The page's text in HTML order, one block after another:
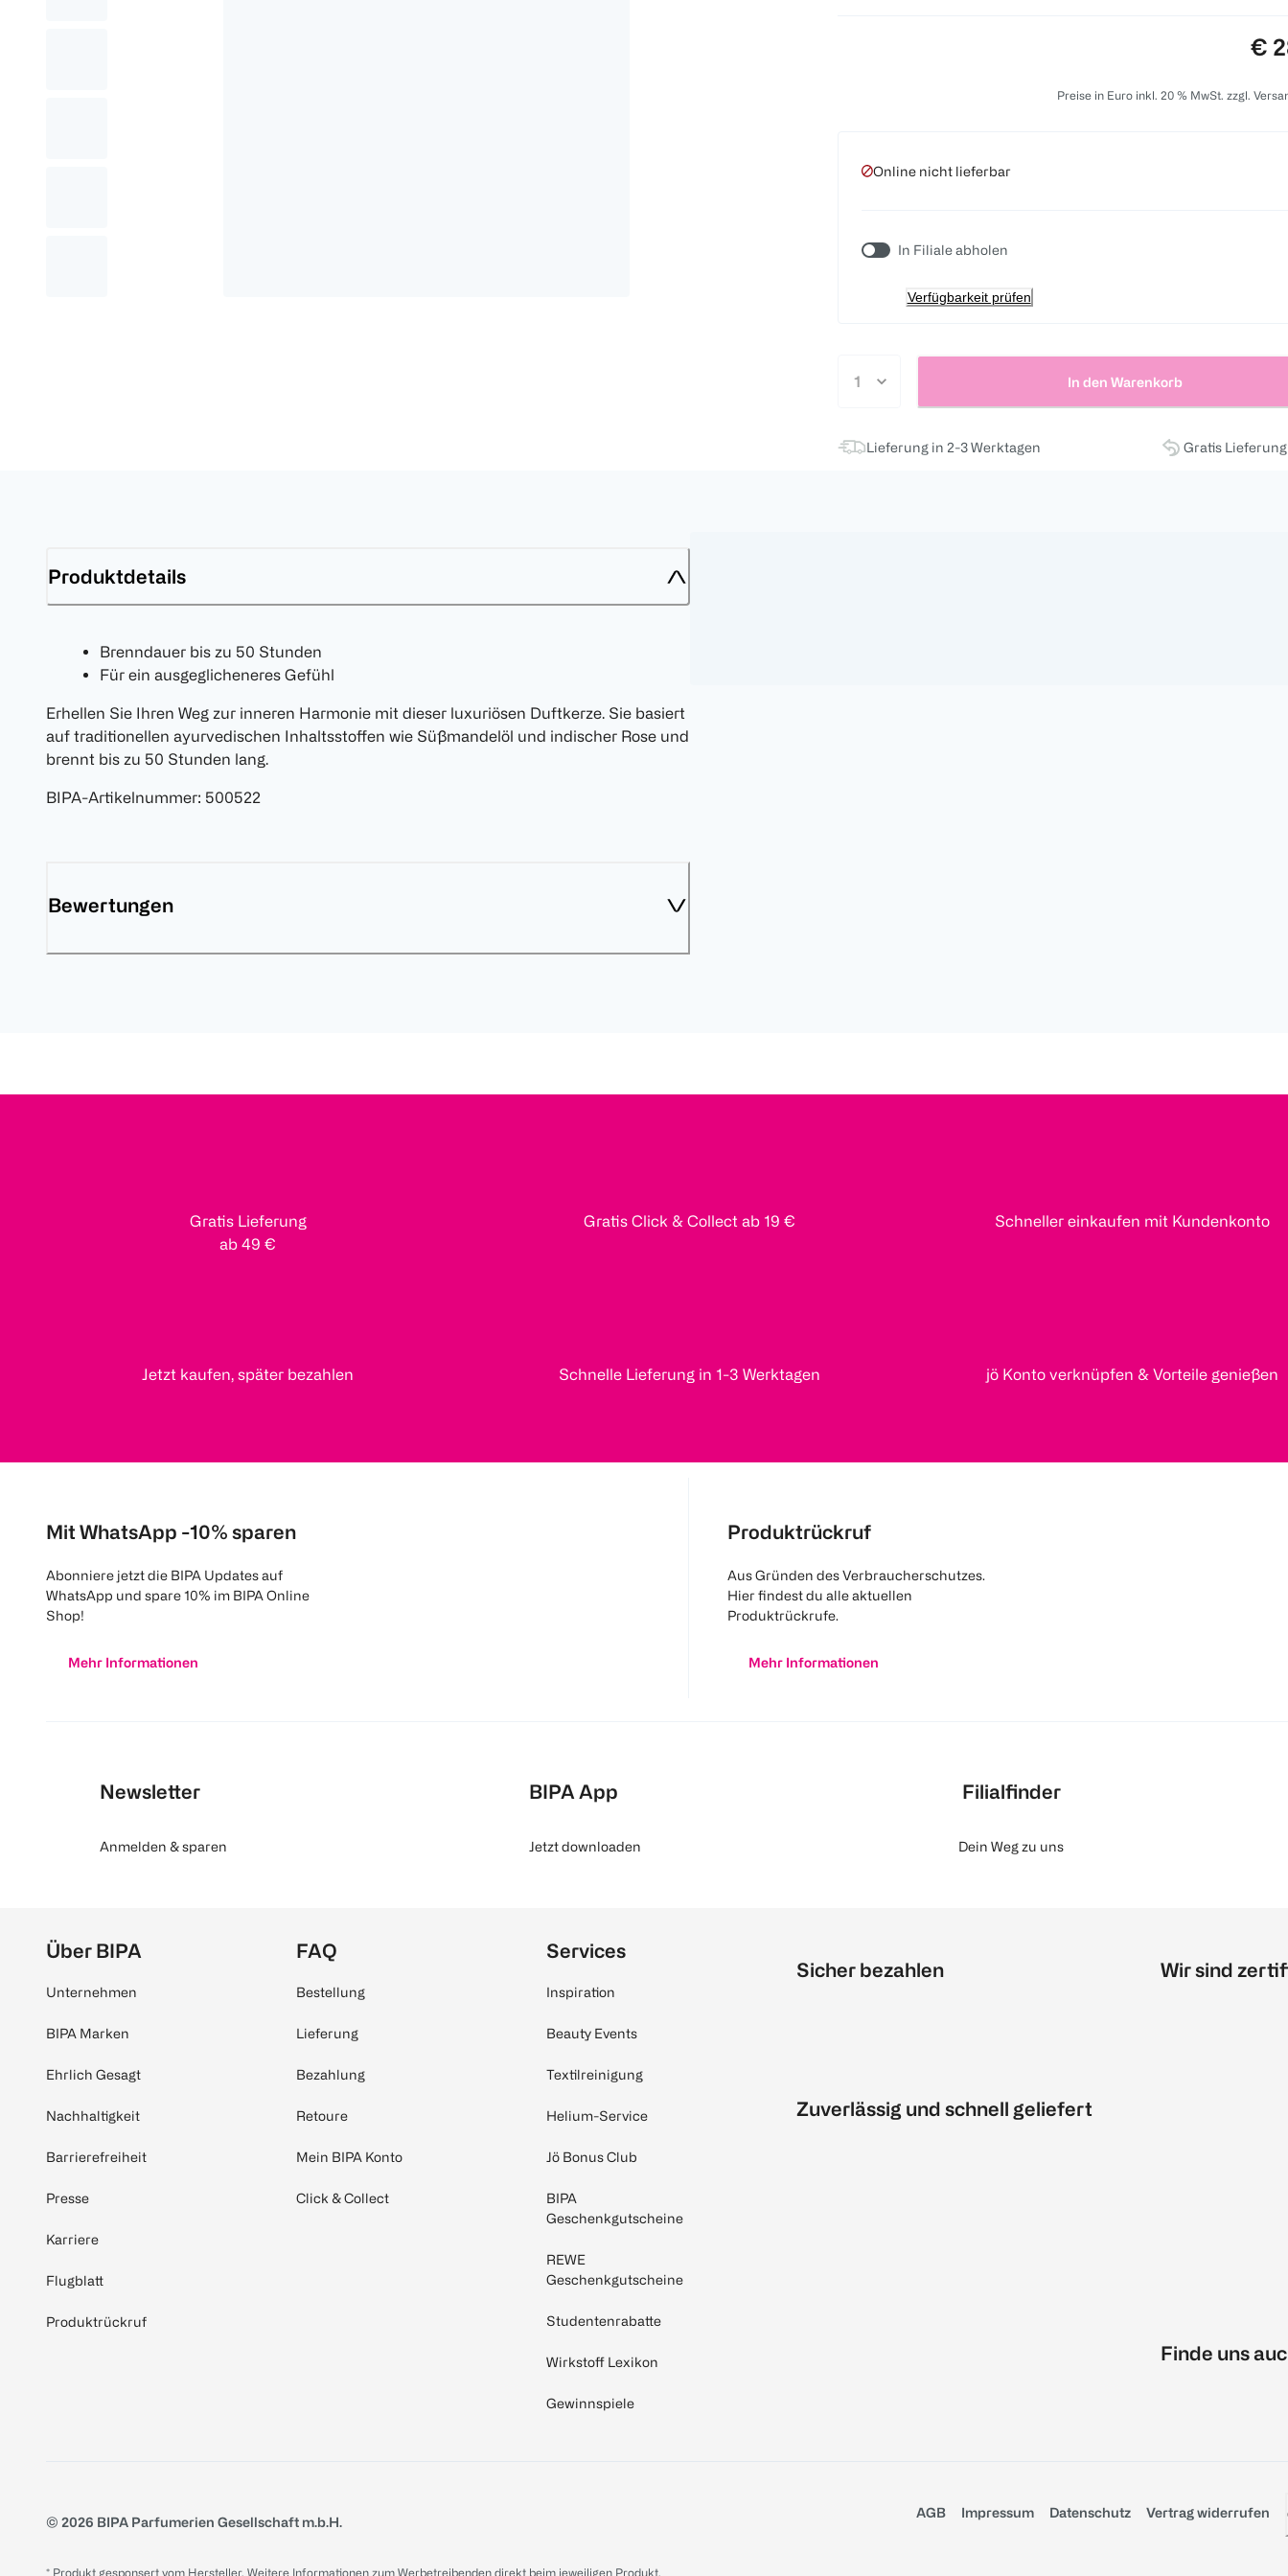
€
Preise in Euro inkl. 20 % MwSt. zzgl.
Online nicht lieferbar
In Filiale abholen
Verfügbarkeit prüfen
In den Warenkorb
Lieferung in 2-3 Werktagen Gratis
Produktdetails
Brenndauer bis zu 50 Stunden
Für ein ausgeglicheneres Gefühl
Erhellen Sie Ihren Weg zur inneren Harmonie mit dieser luxuriösen Duftkerze. Sie basiert
auf traditionellen ayurvedischen Inhaltsstoffen wie Süßmandelöl und indischer Rose und
brennt bis zu 50 Stunden lang.
BIPA-Artikelnummer: 500522
Bewertungen
Gratis Lieferung
ab 49 €
Gratis Click & Collect ab 19 € Schneller einkaufen mit Kundenkonto
Jetzt kaufen, später bezahlen Schnelle Lieferung in 1-3 Werktagen jö Konto verknüpfen & Vorteile genießen
Mit WhatsApp -10% sparen
Abonniere jetzt die BIPA Updates auf
WhatsApp und spare 10% im BIPA Online
Shop!
Mehr Informationen
Produktrückruf
Aus Gründen des Verbraucherschutzes.
Hier findest du alle aktuellen
Produktrückrufe.
Mehr Informationen
Newsletter
Anmelden & sparen
BIPA App
Jetzt downloaden
Filialfinder
Dein Weg zu uns
Über BIPA
Unternehmen
BIPA Marken
Ehrlich Gesagt
Nachhaltigkeit
Barrierefreiheit
Presse
Karriere
Flugblatt
Produktrückruf
FAQ
Bestellung
Lieferung
Bezahlung
Retoure
Mein BIPA Konto
Click & Collect
Services
Inspiration
Beauty Events
Textilreinigung
Helium-Service
Jö Bonus Club
BIPA
Geschenkgutscheine
REWE
Geschenkgutscheine
Studentenrabatte
Wirkstoff Lexikon
Gewinnspiele
Sicher bezahlen
Zuverlässig und schnell geliefert
Wir sind
Finde uns
© 2026 BIPA Parfumerien Gesellschaft m.b.H.
AGB Impressum Datenschutz Vertrag widerrufen
* Produkt gesponsert vom Hersteller. Weitere Informationen zum Werbetreibenden direkt beim jeweiligen Produkt.